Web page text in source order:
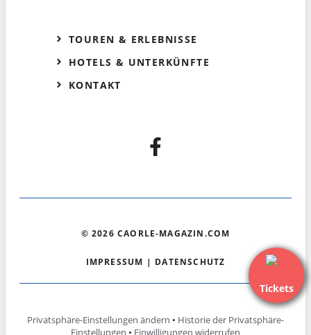
Tickets
TOUREN & ERLEBNISSE
HOTELS & UNTERKÜNFTE
KONTAKT
© 2026 CAORLE-MAGAZIN.COM
IMPRESSUM | DATENSCHUTZ
Privatsphäre-Einstellungen ändern • Historie der Privatsphäre-
Einstellungen • Einwilligungen widerrufen